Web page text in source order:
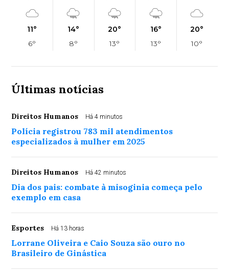
11°
6°
14°
8°
20°
13°
16°
13°
20°
10°
Últimas notícias
Direitos Humanos Há 4 minutos
Polícia registrou 783 mil atendimentos
especializados à mulher em 2025
Direitos Humanos Há 42 minutos
Dia dos pais: combate à misoginia começa pelo
exemplo em casa
Esportes Há 13 horas
Lorrane Oliveira e Caio Souza são ouro no
Brasileiro de Ginástica